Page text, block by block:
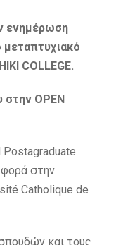
ενημέρωση
COLLEGE.
στην OPEN
στην
Catholique de
και τους